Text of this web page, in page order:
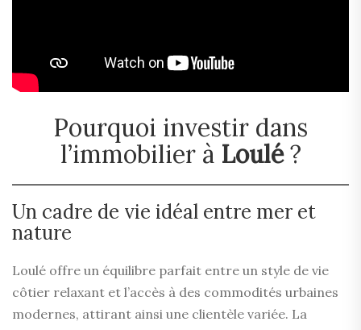
Pourquoi investir dans
l’immobilier à Loulé?
Un cadre de vie idéal entre mer et
nature
Loulé offre un équilibre parfait entre un style de vie
côtier relaxant et l’accès à des commodités urbaines
modernes, attirant ainsi une clientèle variée. La